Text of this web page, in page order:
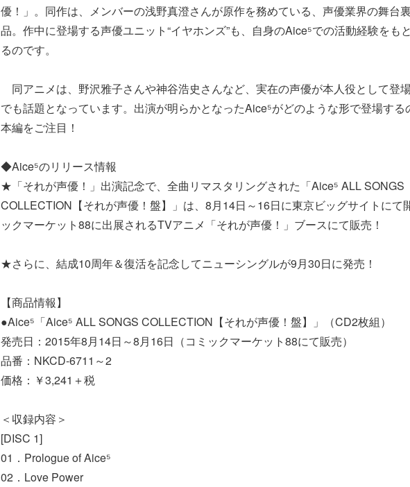
優！」。同作は、メンバーの浅野真澄さんが原作を務めている、声優業界の舞台
品。作中に登場する声優ユニット“イヤホンズ”も、自身のAice⁵での活動経験をも
るのです。
同アニメは、野沢雅子さんや神谷浩史さんなど、実在の声優が本人役として登
でも話題となっています。出演が明らかとなったAice⁵がどのような形で登場する
本編をご注目！
◆Aice⁵のリリース情報
★「それが声優！」出演記念で、全曲リマスタリングされた「Aice⁵ ALL SONGS
COLLECTION【それが声優！盤】」は、8月14日～16日に東京ビッグサイトにて
ックマーケット88に出展されるTVアニメ「それが声優！」ブースにて販売！
★さらに、結成10周年＆復活を記念してニューシングルが9月30日に発売！
【商品情報】
●Aice⁵「Aice⁵ ALL SONGS COLLECTION【それが声優！盤】」（CD2枚組）
発売日：2015年8月14日～8月16日（コミックマーケット88にて販売）
品番：NKCD-6711～2
価格：￥3,241＋税
＜収録内容＞
[DISC 1]
01．Prologue of Aice⁵
02．Love Power